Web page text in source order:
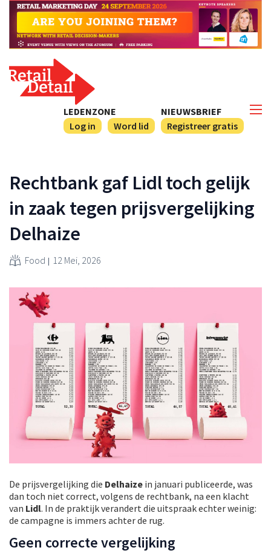
NIEUWSBRIEF
Registreer gratis
LEDENZONE
Log in
Word lid
Rechtbank gaf Lidl toch gelijk
in zaak tegen prijsvergelijking
Delhaize
Food 12 Mei, 2026
De prijsvergelijking die Delhaize in januari publiceerde, was
dan toch niet correct, volgens de rechtbank, na een klacht
van Lidl. In de praktijk verandert die uitspraak echter weinig:
de campagne is immers achter de rug.
Geen correcte vergelijking